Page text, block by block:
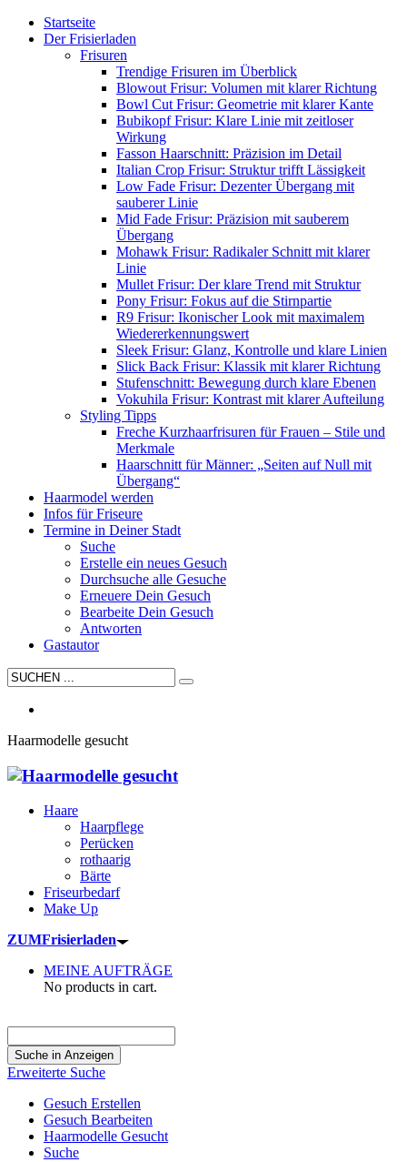
Startseite
Der Frisierladen
Frisuren
Trendige Frisuren im Überblick
Blowout Frisur: Volumen mit klarer Richtung
Bowl Cut Frisur: Geometrie mit klarer Kante
Bubikopf Frisur: Klare Linie mit zeitloser
Wirkung
Fasson Haarschnitt: Präzision im Detail
Italian Crop Frisur: Struktur trifft Lässigkeit
Low Fade Frisur: Dezenter Übergang mit
sauberer Linie
Mid Fade Frisur: Präzision mit sauberem
Übergang
Mohawk Frisur: Radikaler Schnitt mit klarer
Linie
Mullet Frisur: Der klare Trend mit Struktur
Pony Frisur: Fokus auf die Stirnpartie
R9 Frisur: Ikonischer Look mit maximalem
Wiedererkennungswert
Sleek Frisur: Glanz, Kontrolle und klare Linien
Slick Back Frisur: Klassik mit klarer Richtung
Stufenschnitt: Bewegung durch klare Ebenen
Vokuhila Frisur: Kontrast mit klarer Aufteilung
Styling Tipps
Freche Kurzhaarfrisuren für Frauen – Stile und
Merkmale
Haarschnitt für Männer: „Seiten auf Null mit
Übergang“
Haarmodel werden
Infos für Friseure
Termine in Deiner Stadt
Suche
Erstelle ein neues Gesuch
Durchsuche alle Gesuche
Erneuere Dein Gesuch
Bearbeite Dein Gesuch
Antworten
Gastautor
Haarmodelle gesucht
Haare
Haarpflege
Perücken
rothaarig
Bärte
Friseurbedarf
Make Up
ZUMFrisierladen
MEINE AUFTRÄGE
No products in cart.
nach:
Erweiterte Suche
Gesuch Erstellen
Gesuch Bearbeiten
Haarmodelle Gesucht
Suche